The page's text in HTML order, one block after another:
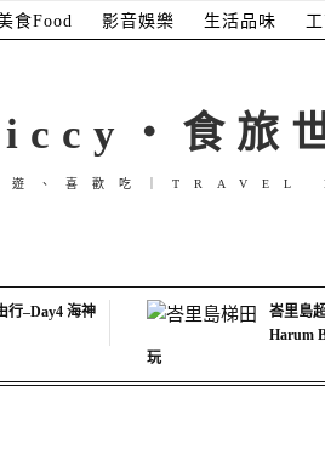
食Food 影音娛樂 生活品味
・食旅
遊、喜歡吃｜
行–Day4 海神
峇里島
Harum
玩